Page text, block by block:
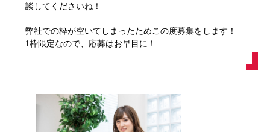
談してくださいね！
弊社での枠が空いてしまったためこの度募集をします！
1枠限定なので、応募はお早目に！